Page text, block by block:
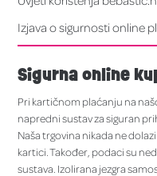
Izjava o sigurnosti online
Sigurna online
Pri kartičnom plaćanju na
napredni sustav za siguran
Naša trgovina nikada ne
kartici. Također, podaci su
sustava. Izolirana jezgra